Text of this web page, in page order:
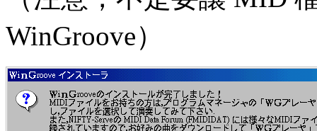
WinGroove）